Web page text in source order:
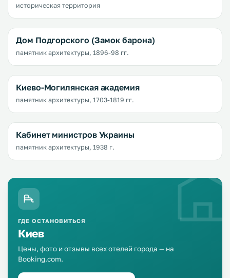
историческая территория
Дом Подгорского (Замок барона)
памятник архитектуры, 1896-98 гг.
Киево-Могилянская академия
памятник архитектуры, 1703-1819 гг.
Кабинет министров Украины
памятник архитектуры, 1938 г.
ГДЕ ОСТАНОВИТЬСЯ
Киев
Цены, фото и отзывы всех отелей города — на
Booking.com.